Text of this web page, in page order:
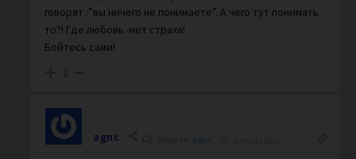
говорят :”вы ничего не понимаете”. А чего тут понимать
то?! Где любовь -нет страха!
Бойтесь сами!
2
agnc agnc